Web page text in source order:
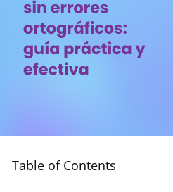
Table of Contents